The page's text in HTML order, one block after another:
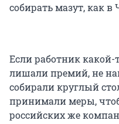
собирать мазут, как в
Если работник какой-
лишали премий, не
собирали круглый
принимали меры,
российских же